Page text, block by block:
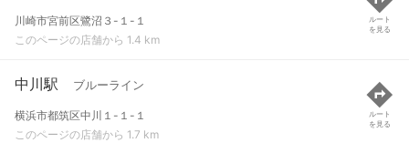
川崎市宮前区鷺沼３-１-１
このページの店舗から 1.4 km
ルート
を見る
中川駅 ブルーライン
横浜市都筑区中川１-１-１
このページの店舗から 1.7 km
ルート
を見る